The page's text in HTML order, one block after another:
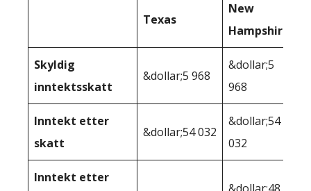
Texas
New
Hampshire
Skyldig
inntektsskatt
&dollar;5 968
&dollar;5
968
Inntekt etter
skatt
&dollar;54 032
&dollar;54
032
Inntekt etter